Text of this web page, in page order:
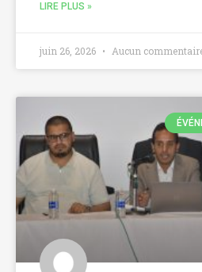
LIRE PLUS »
juin 26, 2026 Aucun